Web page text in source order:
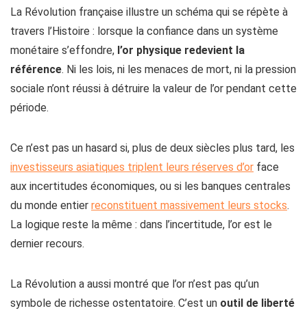
La Révolution française illustre un schéma qui se répète à
travers l’Histoire : lorsque la confiance dans un système
monétaire s’effondre, l’or physique redevient la
référence. Ni les lois, ni les menaces de mort, ni la pression
sociale n’ont réussi à détruire la valeur de l’or pendant cette
période.
Ce n’est pas un hasard si, plus de deux siècles plus tard, les
investisseurs asiatiques triplent leurs réserves d’or face
aux incertitudes économiques, ou si les banques centrales
du monde entier reconstituent massivement leurs stocks.
La logique reste la même : dans l’incertitude, l’or est le
dernier recours.
La Révolution a aussi montré que l’or n’est pas qu’un
symbole de richesse ostentatoire. C’est un outil de liberté